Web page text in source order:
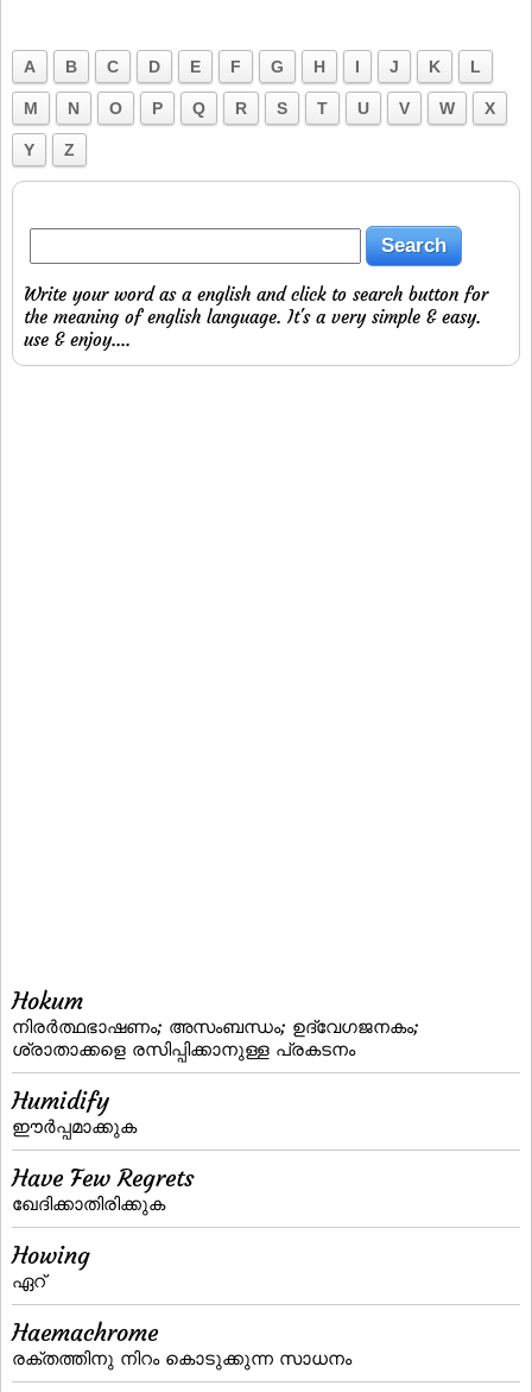
A B C D E F G H I J K L
M N O P Q R S T U V W X
Y Z
Write your word as a english and click to search button for
the meaning of english language. It's a very simple & easy.
use & enjoy....
Hokum
നിരര്‍ത്ഥഭാഷണം; അസംബന്ധം; ഉദ്വേഗജനകം;
ശ്രാതാക്കളെ രസിപ്പിക്കാനുള്ള പ്രകടനം
Humidify
ഈര്‍പ്പമാക്കുക
Have Few Regrets
ഖേദിക്കാതിരിക്കുക
Howing
ഏറ്‌
Haemachrome
രക്തത്തിനു നിറം കൊടുക്കുന്ന സാധനം